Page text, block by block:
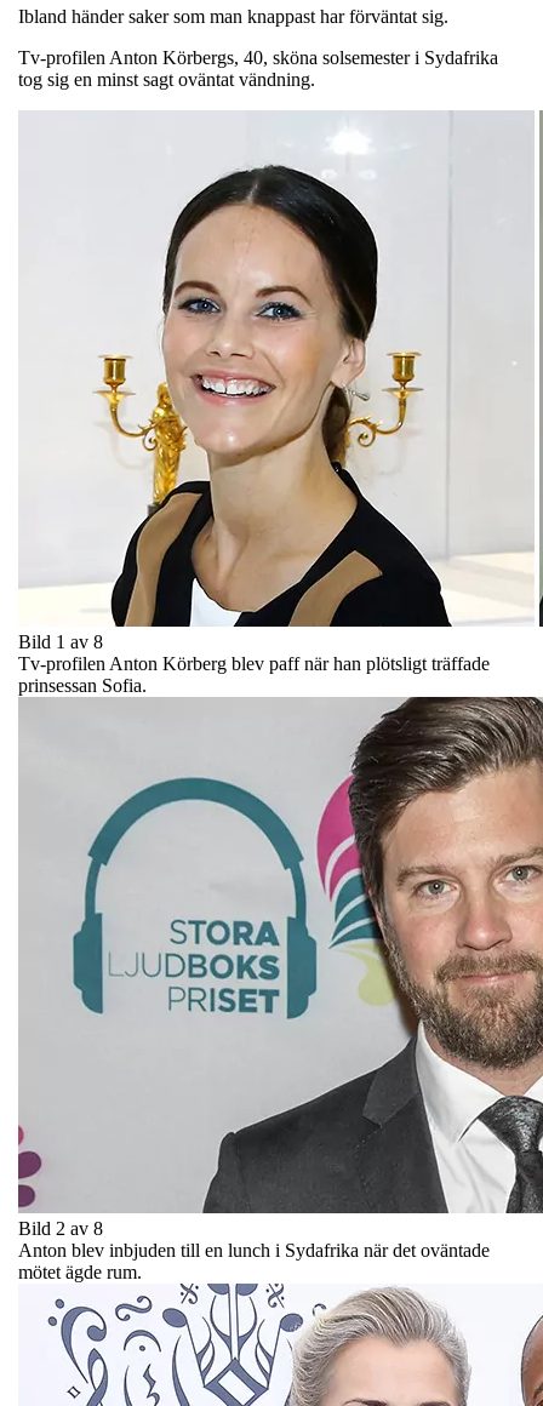
Ibland händer saker som man knappast har förväntat sig.
Tv-profilen Anton Körbergs, 40, sköna solsemester i Sydafrika
tog sig en minst sagt oväntat vändning.
Bild 1 av 8
Tv-profilen Anton Körberg blev paff när han plötsligt träffade
prinsessan Sofia.
Bild 2 av 8
Anton blev inbjuden till en lunch i Sydafrika när det oväntade
mötet ägde rum.